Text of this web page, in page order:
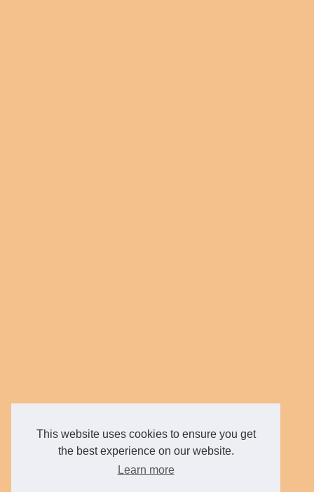
This website uses cookies to ensure you get
the best experience on our website.
Learn more